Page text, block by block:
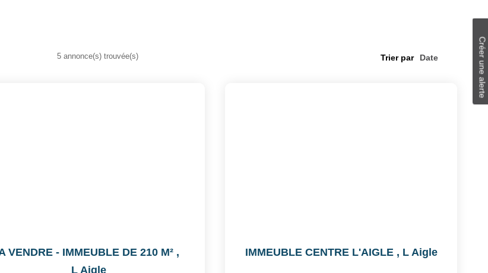
Créer une alerte
5 annonce(s) trouvée(s) Trier par
VENDRE - IMMEUBLE DE 210 M² ,
L Aigle
IMMEUBLE CENTRE L'AIGLE , L Aigle